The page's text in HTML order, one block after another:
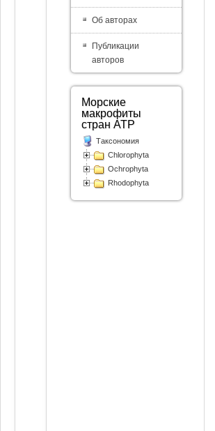
Об авторах
Публикации
авторов
Морские
макрофиты
стран АТР
Таксономия
Chlorophyta
Ochrophyta
Rhodophyta